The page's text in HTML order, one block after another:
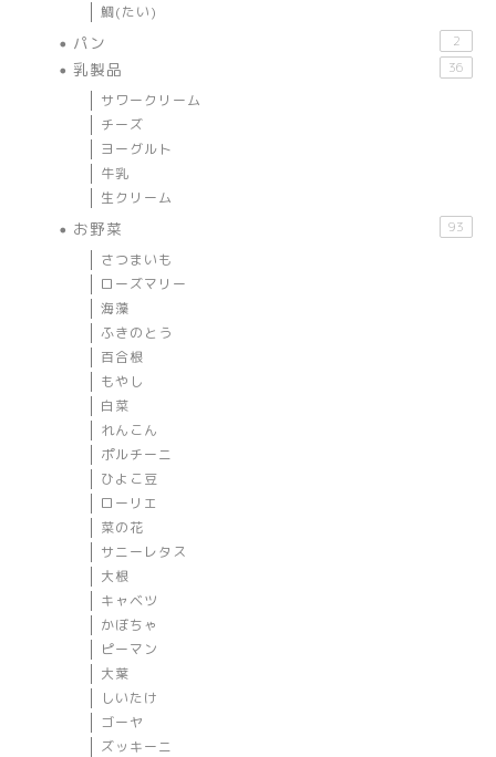
鯛(たい)
パン 2
乳製品 36
サワークリーム
チーズ
ヨーグルト
牛乳
生クリーム
お野菜 93
さつまいも
ローズマリー
海藻
ふきのとう
百合根
もやし
白菜
れんこん
ポルチーニ
ひよこ豆
ローリエ
菜の花
サニーレタス
大根
キャベツ
かぼちゃ
ピーマン
大葉
しいたけ
ゴーヤ
ズッキーニ